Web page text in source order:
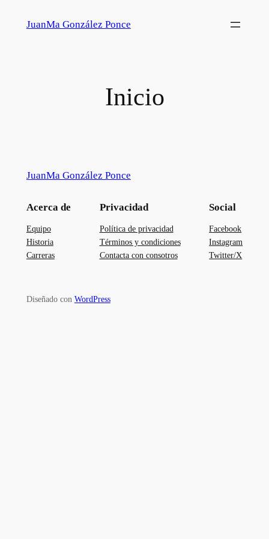
JuanMa González Ponce
Inicio
JuanMa González Ponce
Acerca de
Equipo
Historia
Carreras
Privacidad
Política de privacidad
Términos y condiciones
Contacta con consotros
Social
Facebook
Instagram
Twitter/X
Diseñado con WordPress